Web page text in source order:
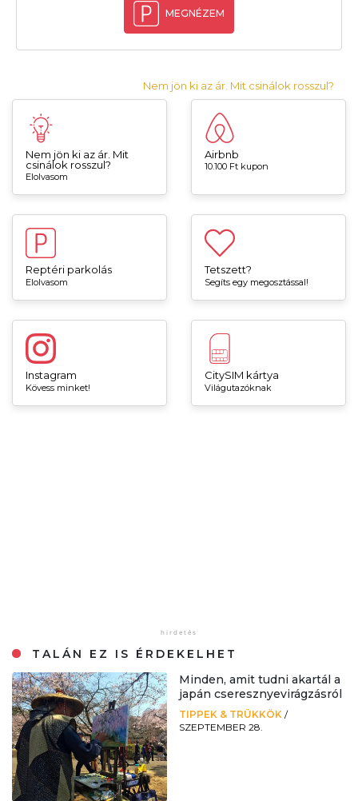
MEGNÉZEM
Nem jön ki az ár. Mit csinálok rosszul?
Nem jön ki az ár. Mit
csinálok rosszul?
Elolvasom
Airbnb
10.100 Ft kupon
Reptéri parkolás
Elolvasom
Tetszett?
Segíts egy megosztással!
Instagram
Kövess minket!
CitySIM kártya
Világutazóknak
TALÁN EZ IS ÉRDEKELHET
Minden, amit tudni akartál a
japán cseresznyevirágzásról
TIPPEK & TRÜKKÖK /
SZEPTEMBER 28.